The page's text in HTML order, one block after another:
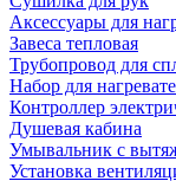
Аксессуары для
Завеса тепловая
Трубопровод для
Набор для
Контроллер
Душевая кабина
Умывальник с
Установка